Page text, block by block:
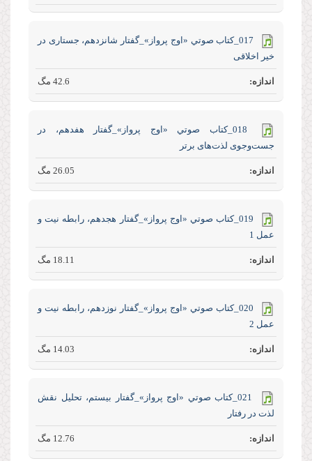
017_كتاب صوتي «اوج پرواز»_گفتار شانزدهم، جستاری در
خیر اخلاقی
42.6 مگ
018_كتاب صوتي «اوج پرواز»_گفتار هفدهم، در
جست‌و‌جوی لذت‌های برتر
26.05 مگ
019_كتاب صوتي «اوج پرواز»_گفتار هجدهم، رابطه نیت و
عمل 1
18.11 مگ
020_كتاب صوتي «اوج پرواز»_گفتار نوزدهم، رابطه نیت و
عمل 2
14.03 مگ
021_كتاب صوتي «اوج پرواز»_گفتار بیستم، تحلیل نقش
لذت در رفتار
12.76 مگ